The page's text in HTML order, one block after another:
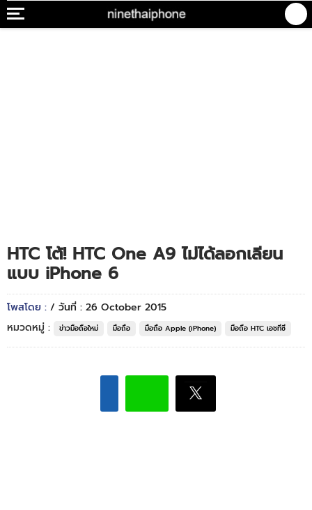
HTC โต้! HTC One A9 ไม่ได้ลอกเลียน
แบบ iPhone 6
โพสโดย : / วันที่ : 26 October 2015
หมวดหมู่ :
ข่าวมือถือใหม่ มือถือ มือถือ Apple (iPhone) มือถือ HTC เอชทีซี